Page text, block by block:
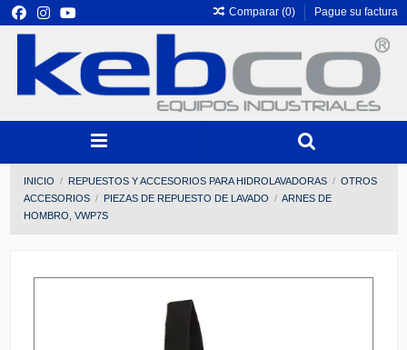
Comparar (0) Pague su factura
INICIO REPUESTOS Y ACCESORIOS PARA HIDROLAVADORAS
OTROS
ACCESORIOS
PIEZAS DE REPUESTO DE LAVADO
ARNES DE
HOMBRO, VWP7S